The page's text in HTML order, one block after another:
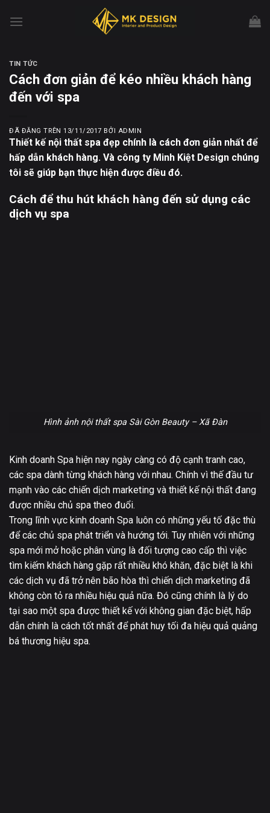
đến
TIN TỨC
Cách đơn giản để kéo nhiều khách hàng
đến với spa
ĐÃ ĐĂNG TRÊN13/11/2017 BỞI ADMIN
Thiết kế nội thất spa đẹp chính là cách đơn giản nhất để
hấp dẫn khách hàng. Và công ty Minh Kiệt Design chúng
tôi sẽ giúp bạn thực hiện được điều đó.
Cách để thu hút khách hàng đến sử dụng các
dịch vụ spa
Hình ảnh nội thất spa Sài Gòn Beauty – Xã Đàn
Kinh doanh Spa hiện nay ngày càng có độ cạnh tranh cao,
các spa dành từng khách hàng với nhau. Chính vì thế đầu tư
mạnh vào các chiến dịch marketing và thiết kế nội thất đang
được nhiều chủ spa theo đuổi.
Trong lĩnh vực kinh doanh Spa luôn có những yếu tố đặc thù
để các chủ spa phát triển và hướng tới. Tuy nhiên với những
spa mới mở hoặc phân vùng là đối tượng cao cấp thì việc
tìm kiếm khách hàng gặp rất nhiều khó khăn, đặc biệt là khi
các dịch vụ đã trở nên bão hòa thì chiến dịch marketing đã
không còn tỏ ra nhiều hiệu quả nữa. Đó cũng chính là lý do
tại sao một spa được thiết kế với không gian đặc biệt, hấp
dẫn chính là cách tốt nhất để phát huy tối đa hiệu quả quảng
bá thương hiệu spa.